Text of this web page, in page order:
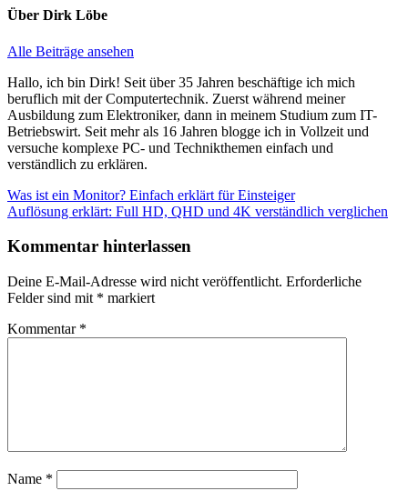
Über Dirk Löbe
Alle Beiträge ansehen
Hallo, ich bin Dirk! Seit über 35 Jahren beschäftige ich mich
beruflich mit der Computertechnik. Zuerst während meiner
Ausbildung zum Elektroniker, dann in meinem Studium zum IT-
Betriebswirt. Seit mehr als 16 Jahren blogge ich in Vollzeit und
versuche komplexe PC- und Technikthemen einfach und
verständlich zu erklären.
Beitragsnavigation
Vorheriger
Beitrag:
Was ist ein Monitor? Einfach erklärt für Einsteiger
Nächster
Auflösung erklärt: Full HD, QHD und 4K verständlich verglichen
Kommentar hinterlassen
Deine E-Mail-Adresse wird nicht veröffentlicht. Erforderliche
Felder sind mit * markiert
Kommentar *
Name *